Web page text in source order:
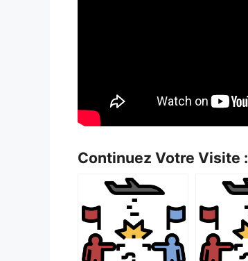
Continuez Votre Visite :